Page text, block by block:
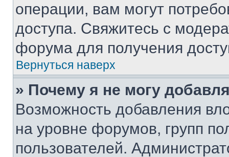
операции, вам могут
доступа. Свяжитесь с
форума для получения
Вернуться наверх
» Почему я не могу
Возможность добавления
на уровне форумов, групп
пользователей.